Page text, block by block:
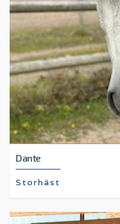
Dante
Storhäst